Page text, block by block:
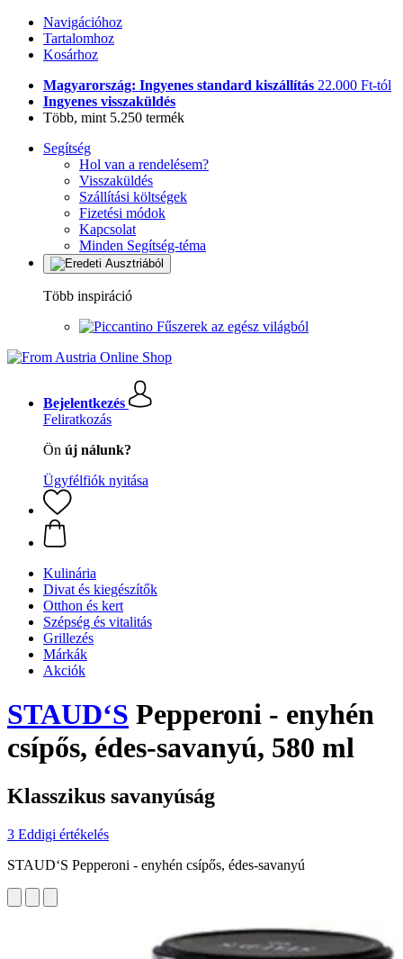
Navigációhoz
Tartalomhoz
Kosárhoz
Magyarország: Ingyenes standard kiszállítás 22.000 Ft-tól
Ingyenes visszaküldés
Több, mint 5.250 termék
Segítség
Hol van a rendelésem?
Visszaküldés
Szállítási költségek
Fizetési módok
Kapcsolat
Minden Segítség-téma
Több inspiráció
Fűszerek az egész világból
Bejelentkezés
Feliratkozás
Ön új nálunk?
Ügyfélfiók nyitása
Kulinária
Divat és kiegészítők
Otthon és kert
Szépség és vitalitás
Grillezés
Márkák
Akciók
STAUD‘S Pepperoni - enyhén
csípős, édes-savanyú, 580 ml
Klasszikus savanyúság
3 Eddigi értékelés
STAUD‘S Pepperoni - enyhén csípős, édes-savanyú